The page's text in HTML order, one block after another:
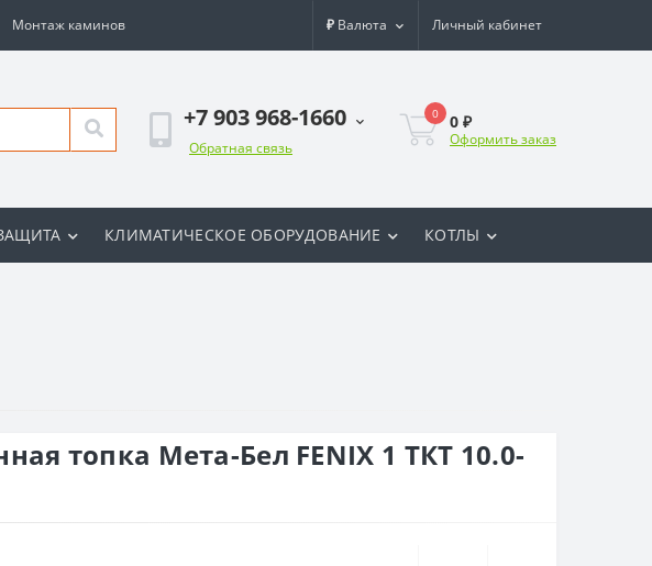
Монтаж каминов ₽ Валюта Личный кабинет
+7 903 968-1660
Обратная связь
0 0 ₽
Оформить заказ
КЛИМАТИЧЕСКОЕ ОБОРУДОВАНИЕ КОТЛЫ
топка Мета-Бел FENIX 1 ТКТ 10.0-